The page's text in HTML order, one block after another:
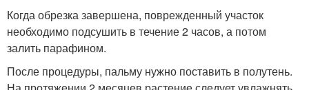
Когда обрезка завершена, поврежденный участок
необходимо подсушить в течение 2 часов, а потом
залить парафином.
После процедуры, пальму нужно поставить в полутень.